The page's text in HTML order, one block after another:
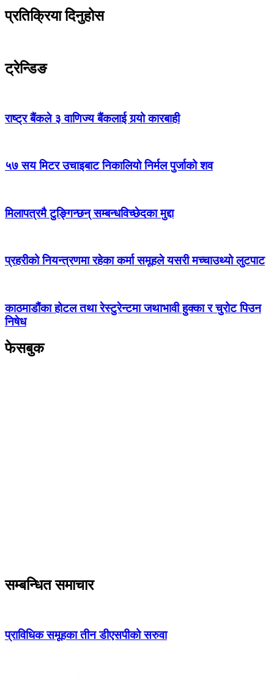
प्रतिक्रिया दिनुहोस
ट्रेन्डिङ
राष्ट्र बैंकले ३ वाणिज्य बैंकलाई गर्‍यो कारबाही
५७ सय मिटर उचाइबाट निकालियो निर्मल पुर्जाको शव
मिलापत्रमै टुङ्गिन्छन् सम्बन्धविच्छेदका मुद्दा
प्रहरीको नियन्त्रणमा रहेका कर्मा समूहले यसरी मच्चाउथ्यो लुटपाट
काठमाडौंका होटल तथा रेस्टुरेन्टमा जथाभावी हुक्का र चुरोट पिउन
निषेध
फेसबुक
सम्बन्धित समाचार
प्राविधिक समूहका तीन डीएसपीको सरुवा